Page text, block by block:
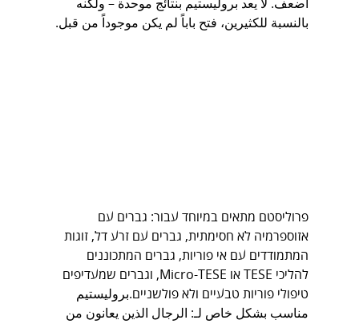
أضعف. لا يعد بروليستيم بنتائج موحدة – ولكنه
بالنسبة للكثيرين، فتح باباً لم يكن موجوداً من قبل.
פרוליסטם מתאים במיוחד עבור: גברים עם
אזוספרמיה לא חסימתית, גברים עם זרע דל, זוגות
המתמודדים עם אי פוריות, גברים המתכוננים
להליכי TESE או Micro-TESE, וגברים שמעדיפים
טיפולי פוריות טבעיים ולא פולשניים.بروليستيم
مناسب بشكل خاص لـ: الرجال الذين يعانون من